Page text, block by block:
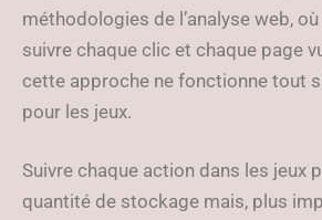
méthodologies de l’analyse web,
suivre chaque clic et chaque page
cette approche ne fonctionne tout
pour les jeux.
Suivre chaque action dans les jeux
quantité de stockage mais, plus